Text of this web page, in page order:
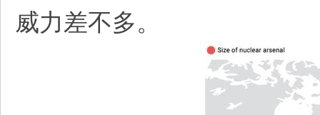
威力差不多。